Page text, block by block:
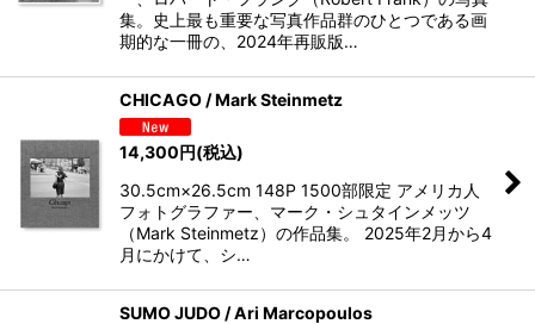
集。史上最も重要な写真作品群のひとつである画
期的な一冊の、2024年再販版…
CHICAGO / Mark Steinmetz
14,300円(税込)
30.5cm×26.5cm 148P 1500部限定 アメリカ人
フォトグラファー、マーク・シュタインメッツ
（Mark Steinmetz）の作品集。 2025年2月から4
月にかけて、シ…
SUMO JUDO / Ari Marcopoulos